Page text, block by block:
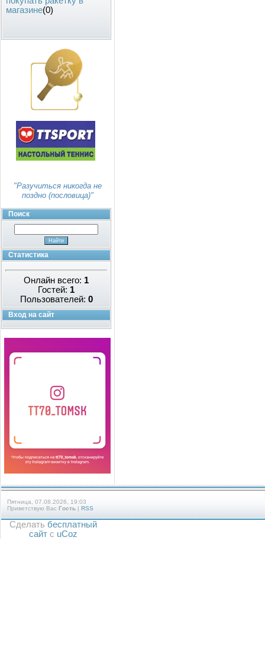
магазине(0)
"Разучиться никогда не
поздно (пословица)"
Поиск
Статистика
Онлайн всего: 1
Гостей: 1
Пользователей: 0
Вход на сайт
Пятница, 07.08.2026, 19:03
Приветствую Вас Гость | RSS
Сделать бесплатный
сайтс uCoz